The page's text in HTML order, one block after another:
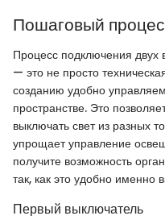
Пошаговый
Процесс подключения двух
— это не просто
созданию удобно
пространстве. Это
выключать свет из разных
упрощает управление
получите возможность
так, как это удобно именно
Первый выключатель